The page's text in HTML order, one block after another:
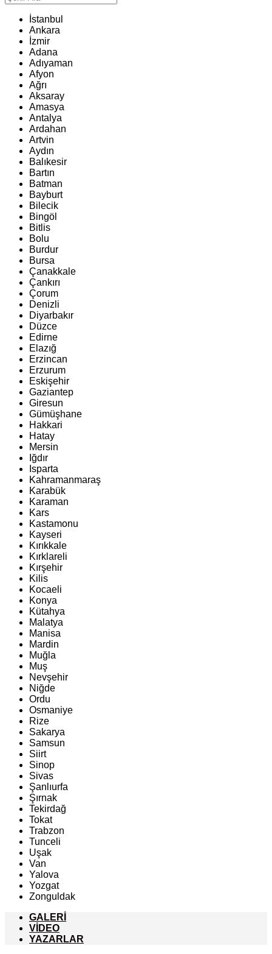
İstanbul
Ankara
İzmir
Adana
Adıyaman
Afyon
Ağrı
Aksaray
Amasya
Antalya
Ardahan
Artvin
Aydın
Balıkesir
Bartın
Batman
Bayburt
Bilecik
Bingöl
Bitlis
Bolu
Burdur
Bursa
Çanakkale
Çankırı
Çorum
Denizli
Diyarbakır
Düzce
Edirne
Elazığ
Erzincan
Erzurum
Eskişehir
Gaziantep
Giresun
Gümüşhane
Hakkari
Hatay
Mersin
Iğdır
Isparta
Kahramanmaraş
Karabük
Karaman
Kars
Kastamonu
Kayseri
Kırıkkale
Kırklareli
Kırşehir
Kilis
Kocaeli
Konya
Kütahya
Malatya
Manisa
Mardin
Muğla
Muş
Nevşehir
Niğde
Ordu
Osmaniye
Rize
Sakarya
Samsun
Siirt
Sinop
Sivas
Şanlıurfa
Şırnak
Tekirdağ
Tokat
Trabzon
Tunceli
Uşak
Van
Yalova
Yozgat
Zonguldak
GALERİ
VİDEO
YAZARLAR